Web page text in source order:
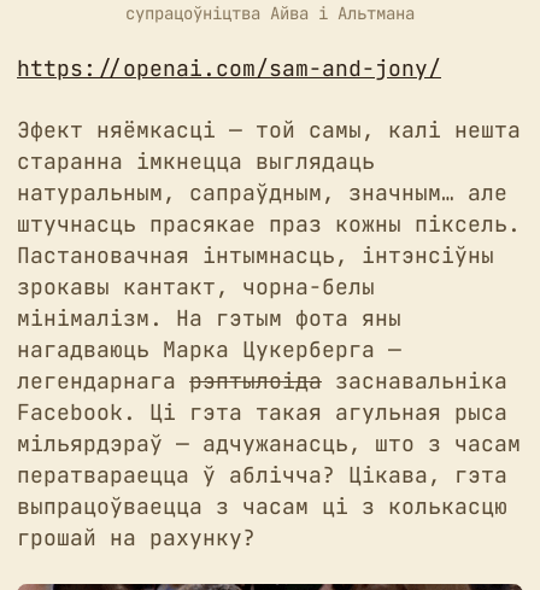
супрацоўніцтва Айва і Альтмана
https://openai.com/sam-and-jony/
Эфект няёмкасці — той самы, калі нешта
старанна імкнецца выглядаць
натуральным, сапраўдным, значным… але
штучнасць прасякае праз кожны піксель.
Пастановачная інтымнасць, інтэнсіўны
зрокавы кантакт, чорна-белы
мінімалізм. На гэтым фота яны
нагадваюць Марка Цукерберга —
легендарнага рэптылоіда заснавальніка
Facebook. Ці гэта такая агульная рыса
мільярдэраў — адчужанасць, што з часам
ператвараецца ў аблічча? Цікава, гэта
выпрацоўваецца з часам ці з колькасцю
грошай на рахунку?